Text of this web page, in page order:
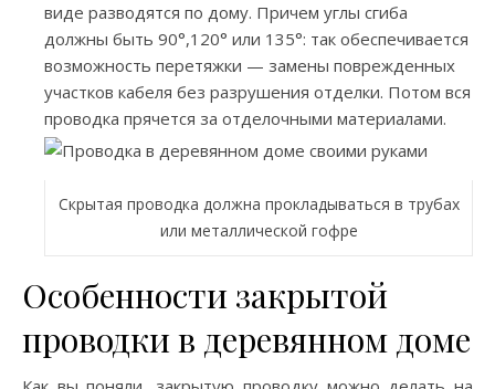
виде разводятся по дому. Причем углы сгиба
должны быть 90°,120° или 135°: так обеспечивается
возможность перетяжки — замены поврежденных
участков кабеля без разрушения отделки. Потом вся
проводка прячется за отделочными материалами.
Скрытая проводка должна прокладываться в трубах
или металлической гофре
Особенности закрытой
проводки в деревянном доме